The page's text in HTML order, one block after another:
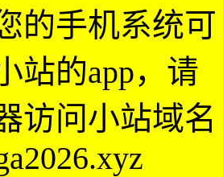
的手机系统可
站的app，请
访问小站域名